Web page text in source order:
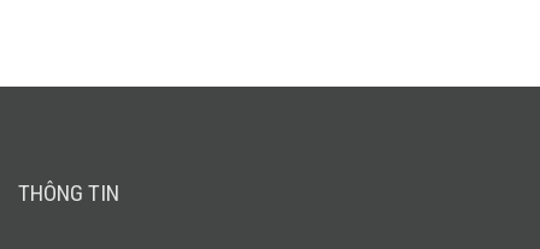
THÔNG TIN